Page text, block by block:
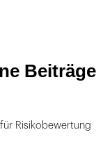
Beiträge
Risikobewertung